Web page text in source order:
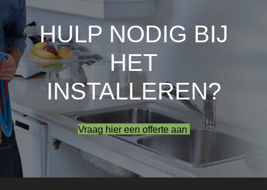
HULP NODIG BIJ
HET
INSTALLEREN?
Vraag hier een offerte aan